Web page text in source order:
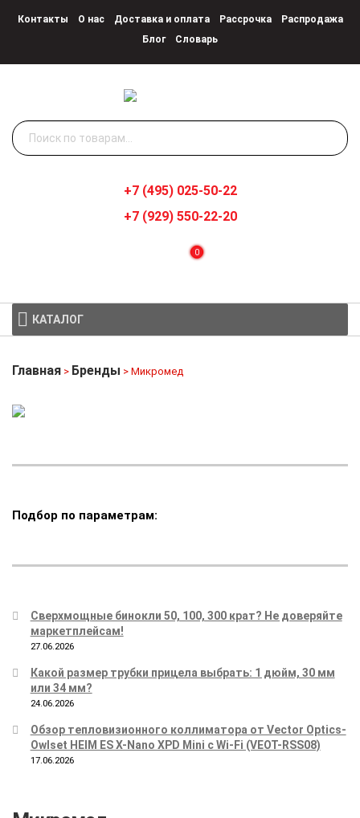
Контакты О нас Доставка и оплата Рассрочка
Распродажа
Блог
Словарь
Искать:
0
+7 (495) 025-50-22
+7 (929) 550-22-20
КАТАЛОГ
Главная > Бренды > Микромед
Подбор по параметрам:
Сверхмощные бинокли 50, 100, 300 крат? Не доверяйте
маркетплейсам!
27.06.2026
Какой размер трубки прицела выбрать: 1 дюйм, 30 мм
или 34 мм?
24.06.2026
Обзор тепловизионного коллиматора от Vector Optics-
Owlset HEIM ES X-Nano XPD Mini с Wi-Fi (VEOT-RSS08)
17.06.2026